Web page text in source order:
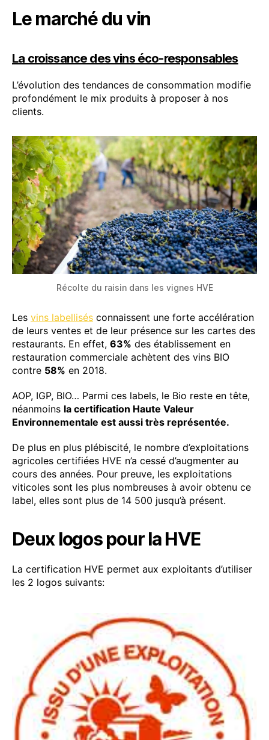
Le marché du vin
La croissance des vins éco-responsables
L’évolution des tendances de consommation modifie
profondément le mix produits à proposer à nos
clients.
Récolte du raisin dans les vignes HVE
Les vins labellisés connaissent une forte accélération
de leurs ventes et de leur présence sur les cartes des
restaurants. En effet, 63% des établissement en
restauration commerciale achètent des vins BIO
contre 58% en 2018.
AOP, IGP, BIO… Parmi ces labels, le Bio reste en tête,
néanmoins la certification Haute Valeur
Environnementale est aussi très représentée.
De plus en plus plébiscité, le nombre d’exploitations
agricoles certifiées HVE n’a cessé d’augmenter au
cours des années. Pour preuve, les exploitations
viticoles sont les plus nombreuses à avoir obtenu ce
label, elles sont plus de 14 500 jusqu’à présent.
Deux logos pour la HVE
La certification HVE permet aux exploitants d’utiliser
les 2 logos suivants: